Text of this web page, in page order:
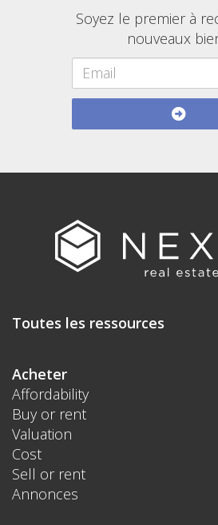
Soyez le premier à
nouveaux
Toutes les ressources
Acheter
Affordability
Buy or rent
Valuation
Cost
Sell or rent
Annonces